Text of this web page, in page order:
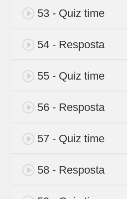
53 - Quiz time
54 - Resposta
55 - Quiz time
56 - Resposta
57 - Quiz time
58 - Resposta